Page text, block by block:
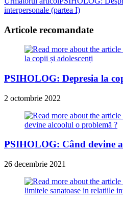
articles
interpersonale (partea I)
Articole recomandate
PSIHOLOG: Depresia la
2 octombrie 2022
PSIHOLOG: Când devine
26 decembrie 2021